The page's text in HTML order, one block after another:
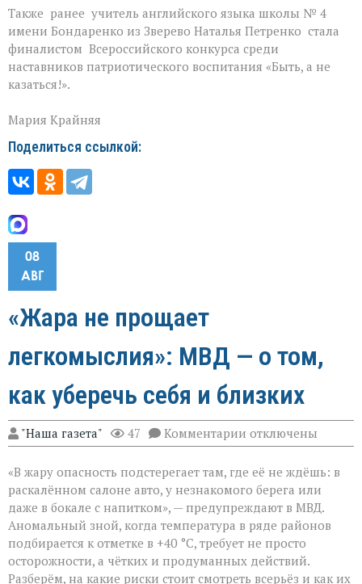
Также ранее учитель английского языка школы № 4
имени Бондаренко из Зверево Наталья Петренко стала
финалистом Всероссийского конкурса среди
наставников патриотического воспитания «Быть, а не
казаться!».
Мария Крайняя
Поделиться ссылкой:
08
АВГ
«Жара не прощает
легкомыслия»: МВД — о том,
как уберечь себя и близких
"Наша газета" 47 Комментарии к
записи
не
прощает
легкомыслия»:
МВД — о
том,
как
уберечь
себя
отключены
«В жару опасность подстерегает там, где её не ждёшь: в
раскалённом салоне авто, у незнакомого берега или
даже в бокале с напитком», — предупреждают в МВД.
Аномальный зной, когда температура в ряде районов
подбирается к отметке в +40 °C, требует не просто
осторожности, а чётких и продуманных действий.
Разберём, на какие риски стоит смотреть всерьёз и как их